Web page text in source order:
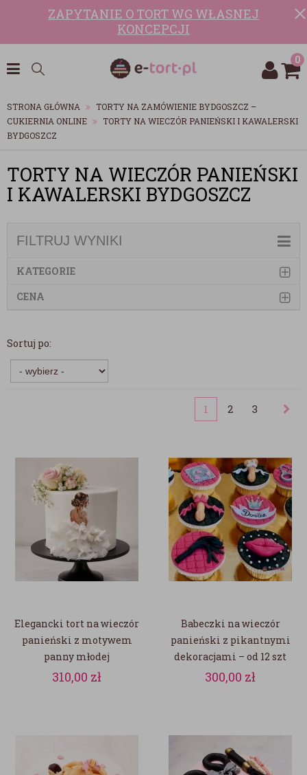
ZAPYTANIE O TORT WG WŁASNEJ
KONCEPCJI
0
STRONA GŁÓWNA
TORTY NA ZAMÓWIENIE BYDGOSZCZ –
CUKIERNIA ONLINE
TORTY NA WIECZÓR PANIEŃSKI I KAWALERSKI
BYDGOSZCZ
TORTY NA WIECZÓR PANIEŃSKI
I KAWALERSKI BYDGOSZCZ
FILTRUJ WYNIKI
KATEGORIE
CENA
Sortuj po:
1 2 3
Elegancki tort na wieczór
panieński z motywem
panny młodej
310,00 zł
Babeczki na wieczór
panieński z pikantnymi
dekoracjami – od 12 szt
300,00 zł